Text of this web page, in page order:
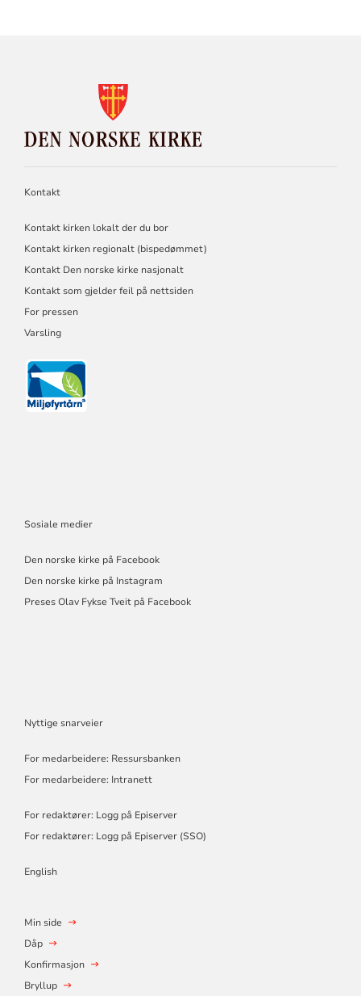
NORSKE
KIRKE
Kontakt
Kontakt kirken lokalt der du bor
Kontakt kirken regionalt (bispedømmet)
Kontakt Den norske kirke nasjonalt
Kontakt som gjelder feil på nettsiden
For pressen
Varsling
Sosiale medier
Den norske kirke på Facebook
Den norske kirke på Instagram
Preses Olav Fykse Tveit på Facebook
Nyttige snarveier
For medarbeidere: Ressursbanken
For medarbeidere: Intranett
For redaktører: Logg på Episerver
For redaktører: Logg på Episerver (SSO)
English
Min side
Dåp
Konfirmasjon
Bryllup